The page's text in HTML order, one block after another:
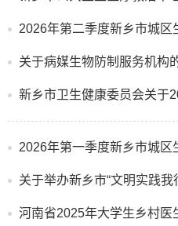
关于病媒生物防制服务机构